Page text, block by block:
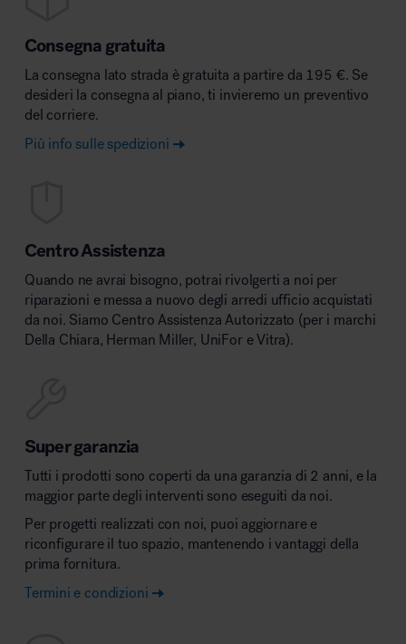
Consegna gratuita
La consegna lato strada è gratuita a partire da 195 €. Se
desideri la consegna al piano, ti invieremo un preventivo
del corriere.
Più info sulle spedizioni
Centro Assistenza
Quando ne avrai bisogno, potrai rivolgerti a noi per
riparazioni e messa a nuovo degli arredi ufficio acquistati
da noi. Siamo Centro Assistenza Autorizzato (per i marchi
Della Chiara, Herman Miller, UniFor e Vitra).
Super garanzia
Tutti i prodotti sono coperti da una garanzia di 2 anni, e la
maggior parte degli interventi sono eseguiti da noi.
Per progetti realizzati con noi, puoi aggiornare e
riconfigurare il tuo spazio, mantenendo i vantaggi della
prima fornitura.
Termini e condizioni